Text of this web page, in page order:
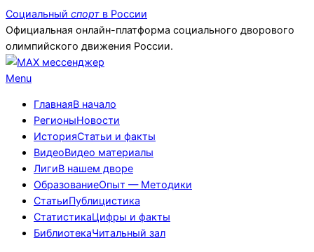
Skip
to
content
Социальный спорт в России
Официальная онлайн-платформа социального дворового
олимпийского движения России.
Primary
Menu
Menu
ГлавнаяВ начало
РегионыНовости
ИсторияСтатьи и факты
ВидеоВидео материалы
ЛигиВ нашем дворе
ОбразованиеОпыт — Методики
СтатьиПублицистика
СтатистикаЦифры и факты
БиблиотекаЧитальный зал